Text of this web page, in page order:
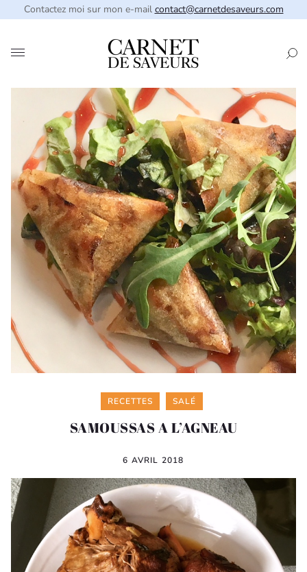
Contactez moi sur mon e-mail contact@carnetdesaveurs.com
Categories
RECETTES SALÉ
SAMOUSSAS A L’AGNEAU
6 AVRIL 2018